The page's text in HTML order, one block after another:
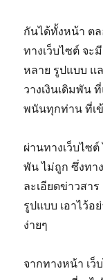
กันได้ทั้งหน้า ต
ทางเว็บไซต์ จะ
หลาย รูปแบบ แ
วางเงินเดิมพัน
พนันทุกท่าน ที่เ
ผ่านทางเว็บไซต์
พัน ไม่ถูก ซึ่งทา
ละเอียดข่าวสาร
รูปแบบ เอาไว้อ
ง่ายๆ
จากทางหน้า เ